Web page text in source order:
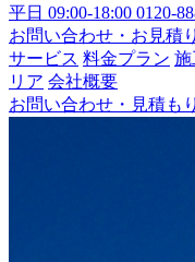
平日 09:00-18:00 0120-
お問い合わせ・お見積り
サービス 料金プラン 施
リア 会社概要
お問い合わせ・見積もり